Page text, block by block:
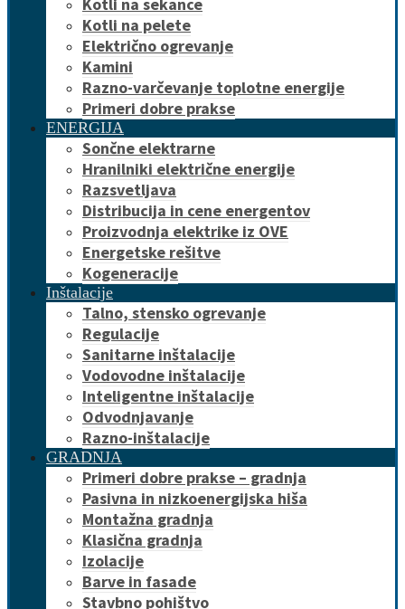
Kotli na pelete
Električno ogrevanje
Kamini
Razno-varčevanje toplotne energije
Primeri dobre prakse
ENERGIJA
Sončne elektrarne
Hranilniki električne energije
Razsvetljava
Distribucija in cene energentov
Proizvodnja elektrike iz OVE
Energetske rešitve
Kogeneracije
Inštalacije
Talno, stensko ogrevanje
Regulacije
Sanitarne inštalacije
Vodovodne inštalacije
Inteligentne inštalacije
Odvodnjavanje
Razno-inštalacije
GRADNJA
Primeri dobre prakse – gradnja
Pasivna in nizkoenergijska hiša
Montažna gradnja
Klasična gradnja
Izolacije
Barve in fasade
Stavbno pohištvo